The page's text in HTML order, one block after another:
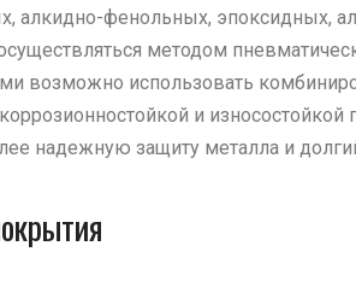
алкидно-фенольных, эпоксидных,
методом
возможно использовать
и износостойкой
надежную защиту металла и